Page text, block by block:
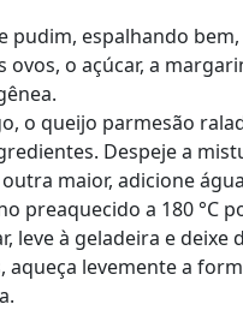
pudim, espalhando
ovos, o açúcar, a
o queijo parmesão
Despeje a
maior, adicione
preaquecido a 180 °C
leve à geladeira e
aqueça levemente a